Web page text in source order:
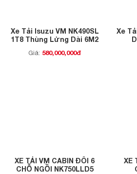
Xe Tải Isuzu VM NK490SL
1T8 Thùng Lửng Dài 6M2
Giá: 580,000,000đ
Xe
XE TẢI VM CABIN ĐÔI 6
CHỖ NGỒI NK750LLD5
XE